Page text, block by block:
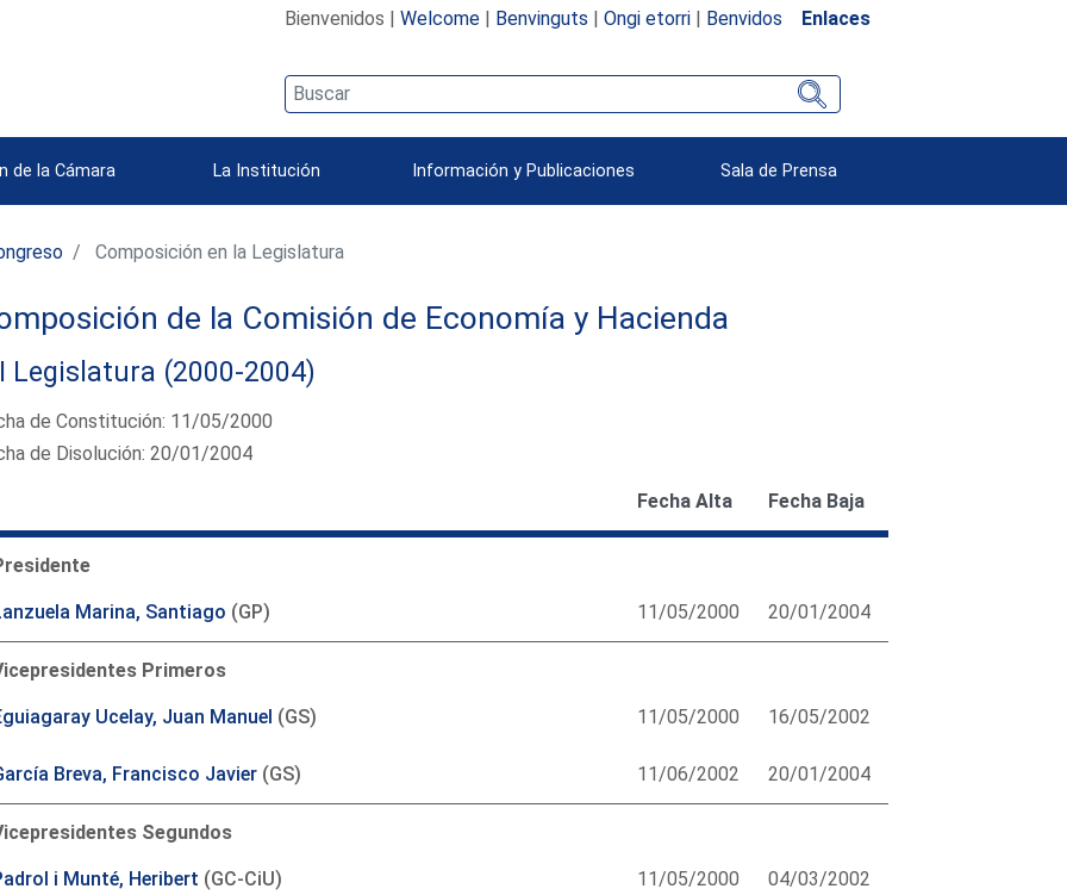
Bienvenidos | Welcome| Benvinguts | Ongi etorri| Benvidos Enlaces
de la Cámara La Institución Información y Publicaciones Sala de Prensa
Composición en la Legislatura
de la Comisión de Economía y Hacienda
Legislatura (2000-2004)
de Constitución: 11/05/2000
de Disolución: 20/01/2004
Fecha Alta Fecha Baja
Marina, Santiago (GP) 11/05/2000 20/01/2004
Primeros
Ucelay, Juan Manuel (GS) 11/05/2000 16/05/2002
Breva, Francisco Javier(GS) 11/06/2002 20/01/2004
Segundos
i Munté, Heribert (GC-CiU) 11/05/2000 04/03/2002